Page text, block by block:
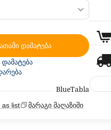
დამატება
BlueTabla
as list მარაგი მაღაზიში